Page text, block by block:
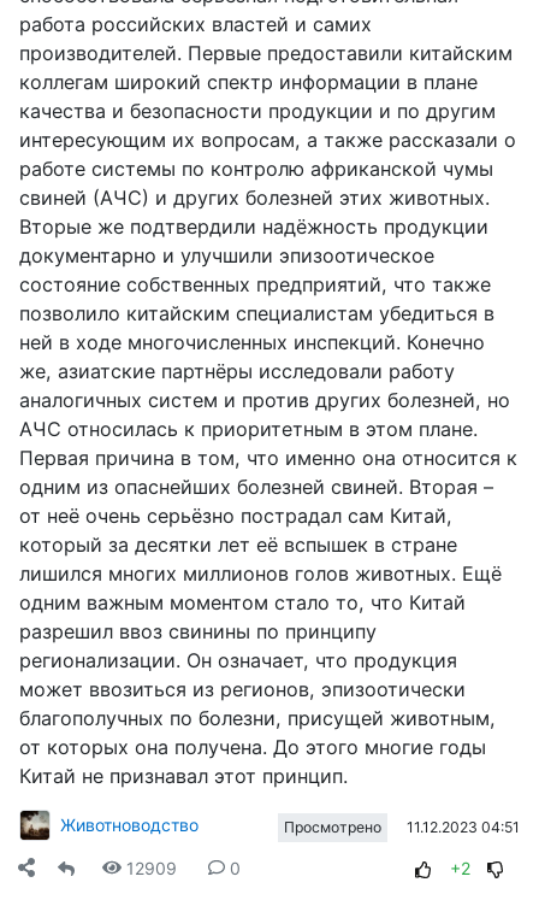
работа российских властей и самих
производителей. Первые предоставили китайским
коллегам широкий спектр информации в плане
качества и безопасности продукции и по другим
интересующим их вопросам, а также рассказали о
работе системы по контролю африканской чумы
свиней (АЧС) и других болезней этих животных.
Вторые же подтвердили надёжность продукции
документарно и улучшили эпизоотическое
состояние собственных предприятий, что также
позволило китайским специалистам убедиться в
ней в ходе многочисленных инспекций. Конечно
же, азиатские партнёры исследовали работу
аналогичных систем и против других болезней, но
АЧС относилась к приоритетным в этом плане.
Первая причина в том, что именно она относится к
одним из опаснейших болезней свиней. Вторая –
от неё очень серьёзно пострадал сам Китай,
который за десятки лет её вспышек в стране
лишился многих миллионов голов животных. Ещё
одним важным моментом стало то, что Китай
разрешил ввоз свинины по принципу
регионализации. Он означает, что продукция
может ввозиться из регионов, эпизоотически
благополучных по болезни, присущей животным,
от которых она получена. До этого многие годы
Китай не признавал этот принцип.
Животноводство Просмотрено 11.12.2023 04:51
12909 0 +2